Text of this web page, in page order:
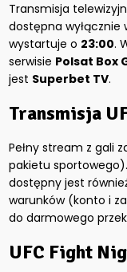
Transmisja
dostępna wyłącznie
wystartuje o 23:00.
serwisie Polsat Box
jest Superbet TV.
Transmisja
Pełny stream z gali
pakietu
dostępny jest
warunków (konto i
do darmowego
UFC Fight